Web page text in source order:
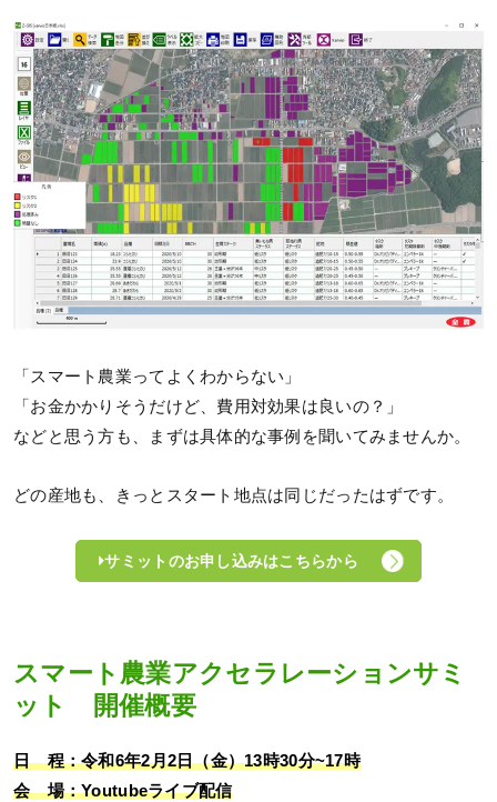
「スマート農業ってよくわからない」
「お金かかりそうだけど、費用対効果は良いの？」
などと思う方も、まずは具体的な事例を聞いてみませんか。
どの産地も、きっとスタート地点は同じだったはずです。
サミットのお申し込みはこちらから
スマート農業アクセラレーションサミ
ット 開催概要
日 程：令和6年2月2日（金）13時30分~17時
会 場：Youtubeライブ配信